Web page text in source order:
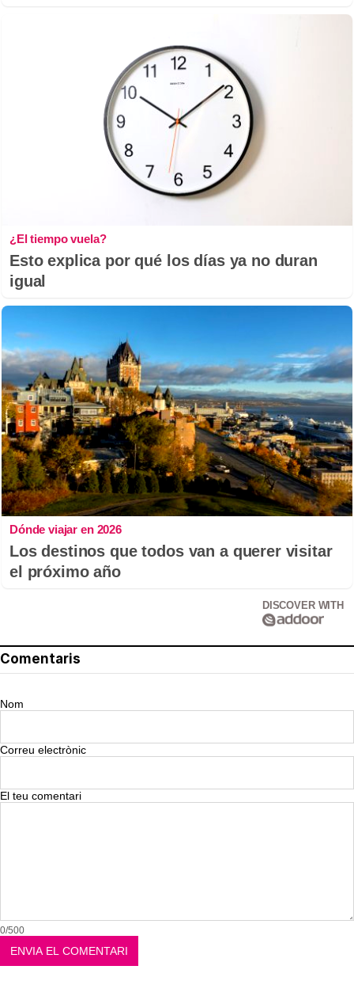
¿El tiempo vuela?
Esto explica por qué los días ya no duran
igual
Dónde viajar en 2026
Los destinos que todos van a querer visitar
el próximo año
DISCOVER WITH
Comentaris
Nom
Correu electrònic
El teu comentari
0/500